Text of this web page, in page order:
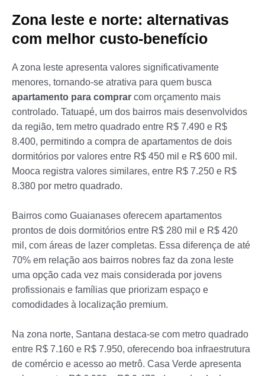
Zona leste e norte: alternativas
com melhor custo-benefício
A zona leste apresenta valores significativamente
menores, tornando-se atrativa para quem busca
apartamento para comprar com orçamento mais
controlado. Tatuapé, um dos bairros mais desenvolvidos
da região, tem metro quadrado entre R$ 7.490 e R$
8.400, permitindo a compra de apartamentos de dois
dormitórios por valores entre R$ 450 mil e R$ 600 mil.
Mooca registra valores similares, entre R$ 7.250 e R$
8.380 por metro quadrado.
Bairros como Guaianases oferecem apartamentos
prontos de dois dormitórios entre R$ 280 mil e R$ 420
mil, com áreas de lazer completas. Essa diferença de até
70% em relação aos bairros nobres faz da zona leste
uma opção cada vez mais considerada por jovens
profissionais e famílias que priorizam espaço e
comodidades à localização premium.
Na zona norte, Santana destaca-se com metro quadrado
entre R$ 7.160 e R$ 7.950, oferecendo boa infraestrutura
de comércio e acesso ao metrô. Casa Verde apresenta